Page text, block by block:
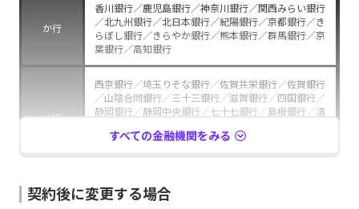
すべての金融機関をみる
か行
香川銀行／鹿児島銀行／神奈川銀行／関西みらい銀行
／北九州銀行／北日本銀行／紀陽銀行／京都銀行／き
らぼし銀行／きらやか銀行／熊本銀行／群馬銀行／京
葉銀行／高知銀行
さ行
西京銀行／埼玉りそな銀行／佐賀共栄銀行／佐賀銀行
／山陰合同銀行／三十三銀行／滋賀銀行／四国銀行／
静岡銀行／静岡中央銀行／七十七銀行／島根銀行／清
行／住信SBIネット銀行／スルガ銀行／セブン銀行／
大光銀行／第四北越銀行／大東銀行／但馬銀行／筑邦
銀行／千葉銀行／千葉興業銀行／中国銀行／筑波銀行
契約後に変更する場合